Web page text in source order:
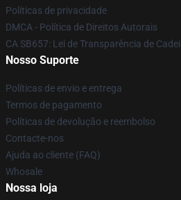
Políticas de privacidade
DMCA - Política de Direitos Autorais
CA SB657: Lei de Transparência de
Nosso Suporte
Políticas de envio e entrega
Termos de pagamento
Políticas de devolução e reembolso
Contacte-nos
Ajuda ao cliente (FAQ)
Whosale
Nossa loja